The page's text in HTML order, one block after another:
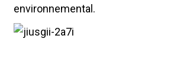
environnemental.